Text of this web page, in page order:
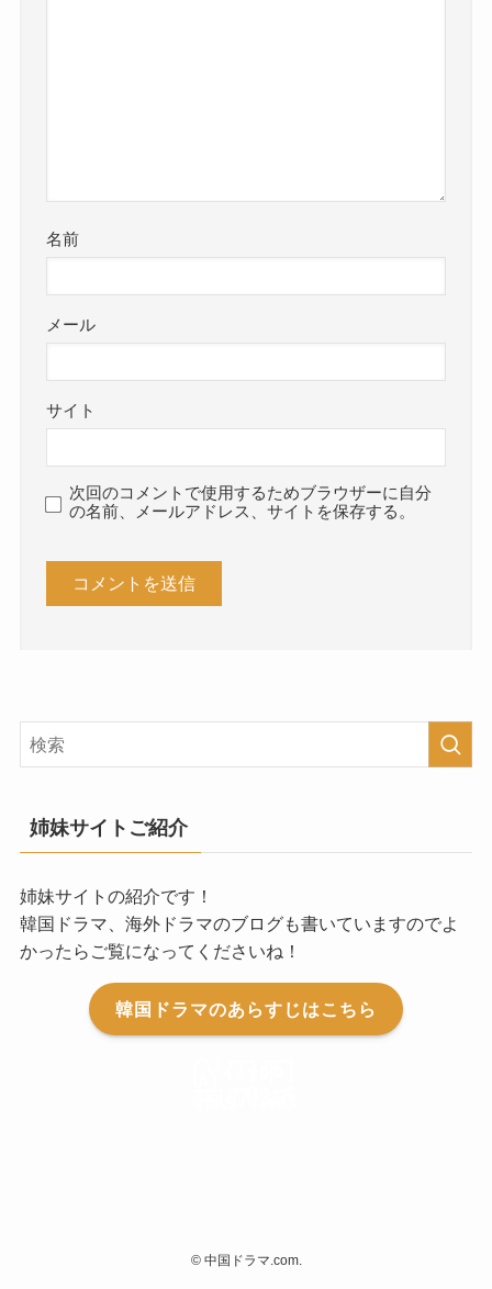
名前
メール
サイト
次回のコメントで使用するためブラウザーに自分
の名前、メールアドレス、サイトを保存する。
姉妹サイトご紹介
姉妹サイトの紹介です！
韓国ドラマ、海外ドラマのブログも書いていますのでよ
かったらご覧になってくださいね！
韓国ドラマのあらすじはこちら
©中国ドラマ.com.